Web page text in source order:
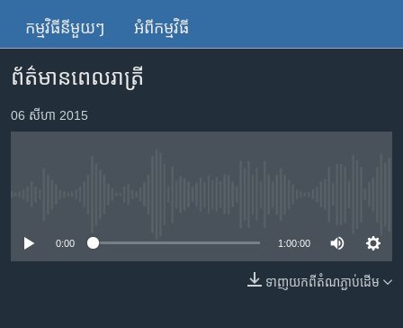
ទំព័រ​
ព័ត៌មាន​​
តែ​
ម្តង
រចនា
ចិន
ហេឡូវីអូអេ
កម្ពុជាច្នៃប្រតិដ្ឋ
កម្មវិធីទាំងអស់
SUBSCRIBE
YouTube Music
កម្មវិធី​នីមួយៗ អំពី​កម្មវិធី​
ព័ត៌មានពេលរាត្រី
06 សីហា 2015
0:00 1:00:00
ទាញ​យក​ពី​តំណភ្ជាប់​ដើម